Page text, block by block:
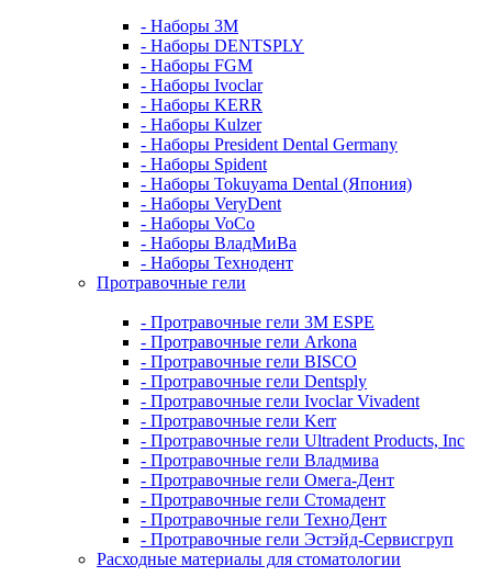
- Наборы 3М
- Наборы DENTSPLY
- Наборы FGM
- Наборы Ivoclar
- Наборы KERR
- Наборы Kulzer
- Наборы President Dental Germany
- Наборы Spident
- Наборы Tokuyama Dental (Япония)
- Наборы VeryDent
- Наборы VoCo
- Наборы ВладМиВа
- Наборы Технодент
Протравочные гели
- Протравочные гели 3М ESPE
- Протравочные гели Arkona
- Протравочные гели BISCO
- Протравочные гели Dentsply
- Протравочные гели Ivoclar Vivadent
- Протравочные гели Kerr
- Протравочные гели Ultradent Products, Inc
- Протравочные гели Владмива
- Протравочные гели Омега-Дент
- Протравочные гели Стомадент
- Протравочные гели ТехноДент
- Протравочные гели Эстэйд-Сервисгруп
Расходные материалы для стоматологии